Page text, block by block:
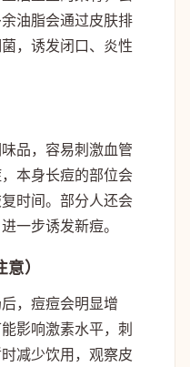
油脂会通过皮肤排
，诱发闭口、炎性
品，容易刺激血管
本身长痘的部位会
时间。部分人还会
一步诱发新痘。
）
，痘痘会明显增
影响激素水平，刺
减少饮用，观察皮